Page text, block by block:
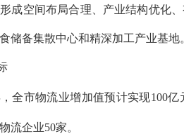
成空间布局合理、产业结构优化
储备集散中心和精深加工产业基地
，全市物流业增加值预计实现100
流企业50家。